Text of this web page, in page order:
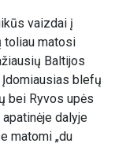
vaizdai į
toliau matosi
Baltijos
Įdomiausias blefų
bei Ryvos upės
dalyje
matomi „du